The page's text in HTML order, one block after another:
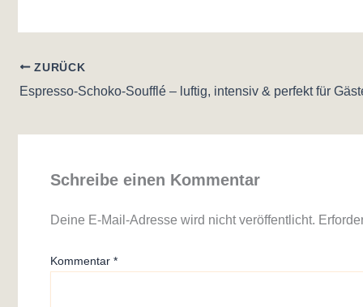
ZURÜCK
Espresso-Schoko-Soufflé – luftig, intensiv & perfekt für
Schreibe einen Kommentar
Deine E-Mail-Adresse wird nicht veröffentlicht.
Kommentar *